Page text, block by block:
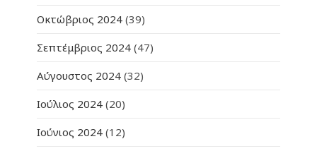
Οκτώβριος 2024 (39)
Σεπτέμβριος 2024 (47)
Αύγουστος 2024 (32)
Ιούλιος 2024 (20)
Ιούνιος 2024 (12)